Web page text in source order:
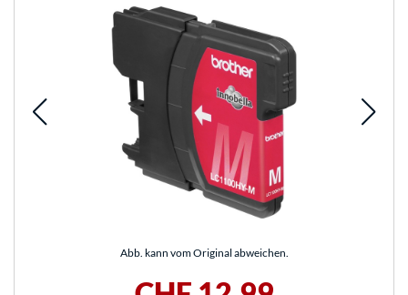
Abb. kann vom Original abweichen.